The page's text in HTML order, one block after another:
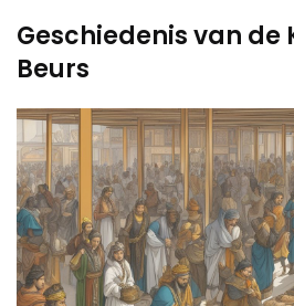
Geschiedenis van
Beurs